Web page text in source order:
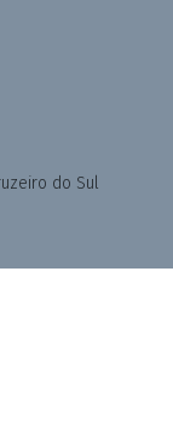
do Sul